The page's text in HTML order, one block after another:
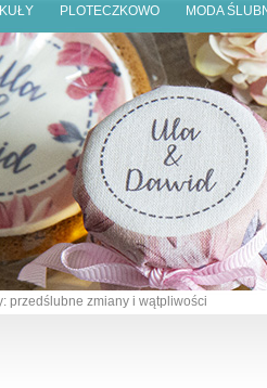
PLOTECZKOWO MODA
przedślubne zmiany i wątpliwości